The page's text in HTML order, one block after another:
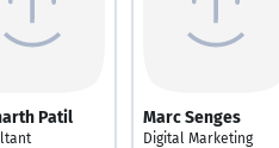
Patil Marc Senges
Digital Marketing